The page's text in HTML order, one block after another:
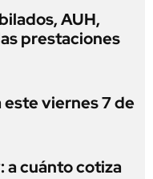
AUH,
prestaciones
este viernes 7 de
a cuánto cotiza